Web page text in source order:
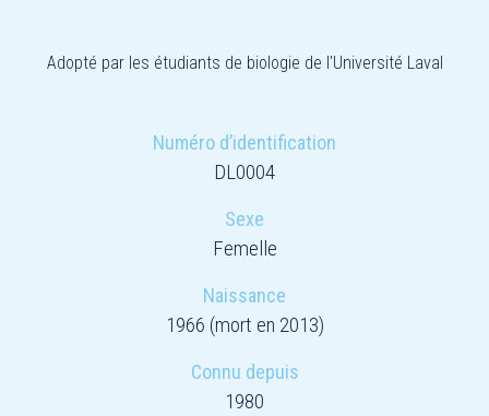
Adopté par les étudiants de biologie de l'Université Laval
Numéro d’identification
DL0004
Sexe
Femelle
Naissance
1966 (mort en 2013)
Connu depuis
1980